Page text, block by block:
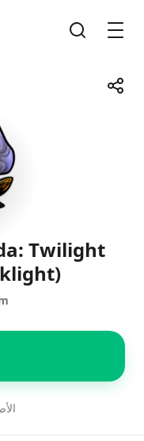
شارك
Facebook
Twilight
132